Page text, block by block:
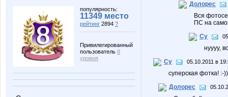
популярность:
11349 место
рейтинг 2894 ?
Привилегированный
пользователь 8
уровня
Долорес
Вся
ПС на
Су
нуууу,
Су
05.10.2011 в
суперская фотка! :-
Долорес